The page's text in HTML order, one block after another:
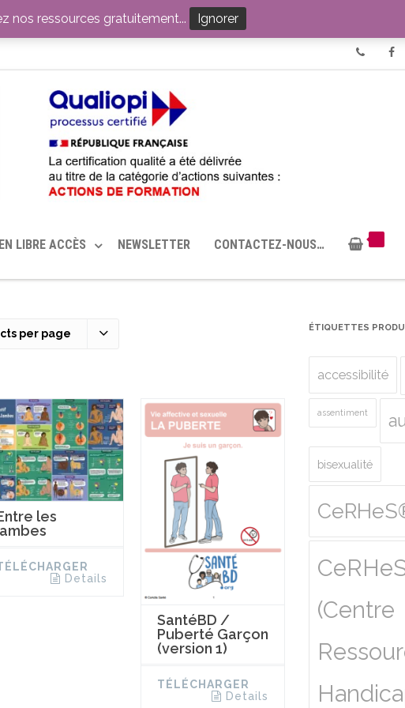
FRANCE OUTILS EN SANTÉ SEXUELLE
LIBRE ACCÈS NEWSLETTER CONTACTEZ-NOUS…
per page
les
Details
SantéBD /
Puberté Garçon
(version 1)
TÉLÉCHARGER
Details
ÉTIQUETTES
accessibilité
assentiment
bisexualité
(Centre
nos ressources gratuitement... Ignorer